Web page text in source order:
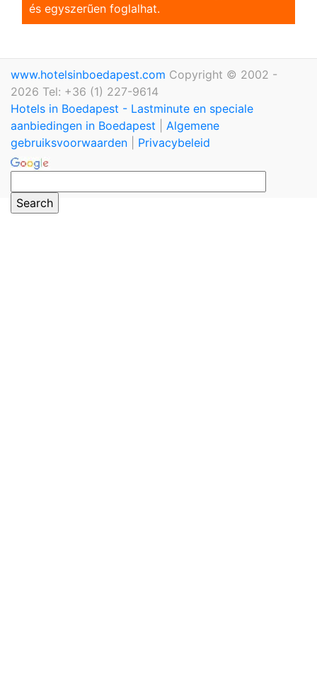
és egyszerũen foglalhat.
www.hotelsinboedapest.com Copyright © 2002 -
2026 Tel: +36 (1) 227-9614
Hotels in Boedapest - Lastminute en speciale
aanbiedingen in Boedapest
Algemene
gebruiksvoorwaarden
Privacybeleid